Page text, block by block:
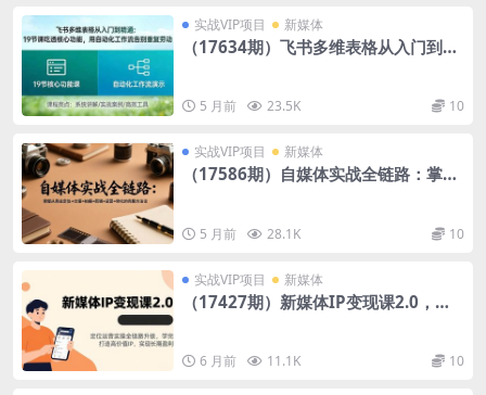
实战VIP项目 新媒体
（17634期）飞书多维表格从入门到精
5 月前 23.5K 10
实战VIP项目 新媒体
（17586期）自媒体实战全链路：掌握
5 月前 28.1K 10
实战VIP项目 新媒体
（17427期）新媒体IP变现课2.0，定
6 月前 11.1K 10